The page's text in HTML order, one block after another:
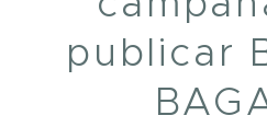
publicar